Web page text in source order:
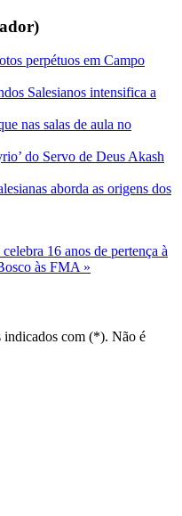
perpétuos em Campo
Salesianos intensifica a
nas salas de aula no
do Servo de Deus Akash
aborda as origens dos
16 anos de pertença à
às FMA »
indicados com (*). Não é